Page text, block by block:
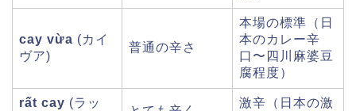
cay vừa (カイ
ヴア)
普通の辛さ
本場の標準（日
本のカレー辛
口〜四川麻婆豆
腐程度）
rất cay (ラッ 激辛（日本の激